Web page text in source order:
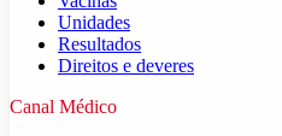
Unidades
Resultados
Direitos e deveres
Canal Médico